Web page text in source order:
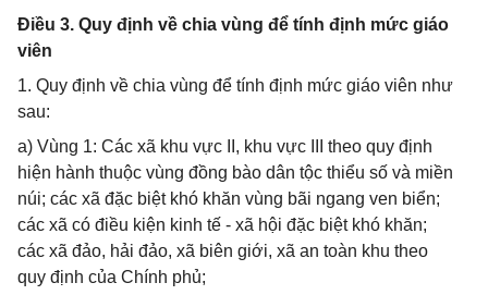
Điều 3. Quy định về chia vùng để tính định mức giáo
viên
1. Quy định về chia vùng để tính định mức giáo viên như
sau:
a) Vùng 1: Các xã khu vực II, khu vực III theo quy định
hiện hành thuộc vùng đồng bào dân tộc thiểu số và miền
núi; các xã đặc biệt khó khăn vùng bãi ngang ven biển;
các xã có điều kiện kinh tế - xã hội đặc biệt khó khăn;
các xã đảo, hải đảo, xã biên giới, xã an toàn khu theo
quy định của Chính phủ;